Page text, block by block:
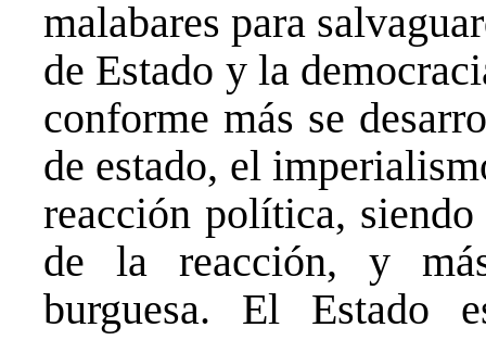
malabares para
de Estado y la
conforme más se
de estado, el
reacción política,
de la reacción, y
burguesa. El Estado